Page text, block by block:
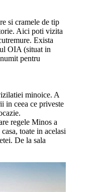
si cramele de tip
Aici poti vizita
Exista
OIA (situat in
pentru
minoice. A
in ceea ce priveste
regele Minos a
toate in acelasi
De la sala